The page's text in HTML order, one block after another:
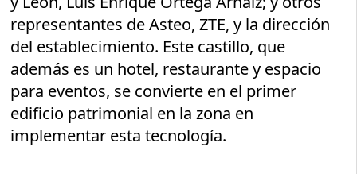
representantes de Asteo, ZTE, y la dirección
del establecimiento. Este castillo, que
además es un hotel, restaurante y espacio
para eventos, se convierte en el primer
edificio patrimonial en la zona en
implementar esta tecnología.